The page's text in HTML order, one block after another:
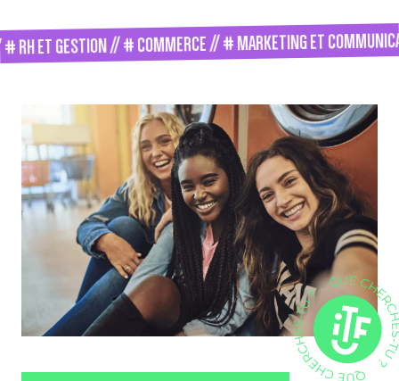
ET GESTION // # COMMERCE // # MARKETING ET